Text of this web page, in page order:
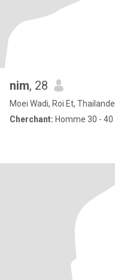
nim, 28
Moei Wadi, Roi Et, Thailande
Cherchant: Homme 30 - 40